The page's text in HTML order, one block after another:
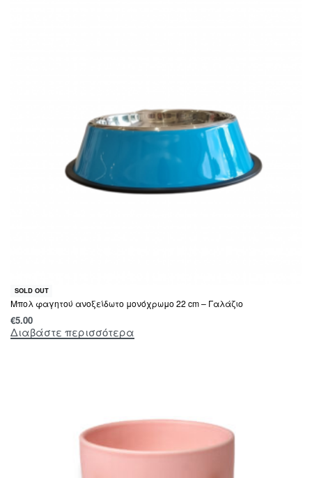
SOLD OUT
Μπολ φαγητού ανοξείδωτο μονόχρωμο 22 cm – Γαλάζιο
€5.00
Διαβάστε περισσότερα